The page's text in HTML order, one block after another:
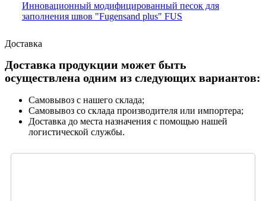
Инновационный модифицированный песок для
заполнения швов "Fugensand plus" FUS
Доставка
Доставка продукции может быть
осуществлена одним из следующих вариантов:
Самовывоз с нашего склада;
Самовывоз со склада производителя или импортера;
Доставка до места назначения с помощью нашей
логистической службы.